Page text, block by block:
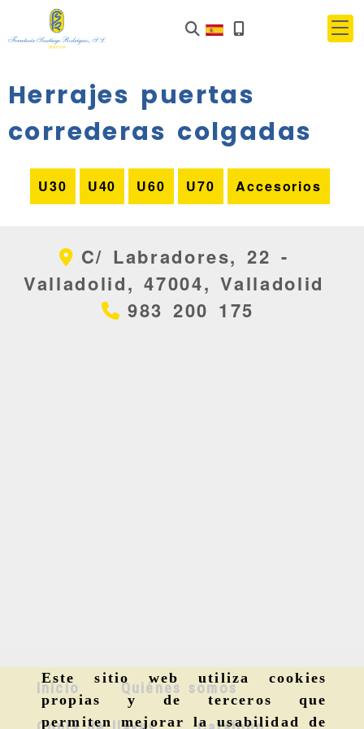
Este sitio web utiliza cookies
propias y de terceros que
permiten mejorar la usabilidad de
Herrajes puertas
correderas colgadas
U30 U40 U60 U70 Accesorios
C/ Labradores, 22 -
Valladolid,47004,Valladolid
983 200 175
Inicio Quiénes somos